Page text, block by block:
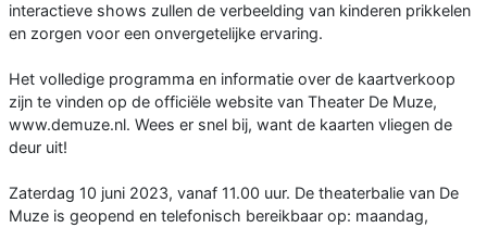
interactieve shows zullen de verbeelding van kinderen prikkelen
en zorgen voor een onvergetelijke ervaring.
Het volledige programma en informatie over de kaartverkoop
zijn te vinden op de officiële website van Theater De Muze,
www.demuze.nl. Wees er snel bij, want de kaarten vliegen de
deur uit!
Zaterdag 10 juni 2023, vanaf 11.00 uur. De theaterbalie van De
Muze is geopend en telefonisch bereikbaar op: maandag,